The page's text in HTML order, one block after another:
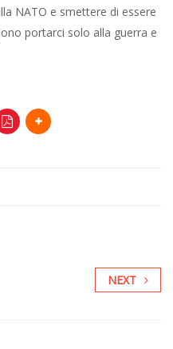
NATO e smettere di essere
portarci solo alla guerra e
NEXT